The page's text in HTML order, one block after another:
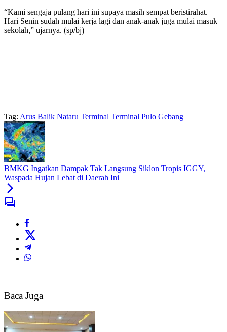
“Kami sengaja pulang hari ini supaya masih sempat beristirahat.
Hari Senin sudah mulai kerja lagi dan anak-anak juga mulai masuk
sekolah,” ujarnya. (sp/bj)
Tag: Arus Balik Nataru Terminal Terminal Pulo Gebang
BMKG Ingatkan Dampak Tak Langsung Siklon Tropis IGGY,
Waspada Hujan Lebat di Daerah Ini
Baca Juga